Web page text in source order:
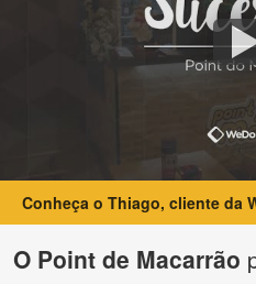
Conheça o Thiago, cliente da
O Point de Macarrão